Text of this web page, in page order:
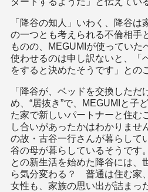
「降谷の知人」いわく、降谷は
の一つとも考えられる不倫相手
ものの、MEGUMIが使っていた
使わせるのは申し訳ないと、「
をすると決めたそうです」との
「降谷が、ベッドを交換しただ
め、“居抜き”で、MEGUMIと子
た家で新しいパートナーと住む
し合いがあったかはわかりませ
の故・古谷一行さんが暮らして
谷の母が暮らしているそうです
との新生活を始めた降谷には、
ら気分変わる？ 普通は住む家
女性も、家族の思い出が詰まっ